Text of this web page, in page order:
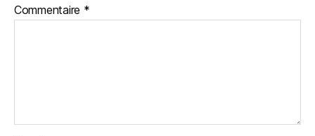
Commentaire *